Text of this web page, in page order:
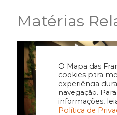
O Mapa das
cookies para
experiência
navegação.
informações,
Política de
Matérias